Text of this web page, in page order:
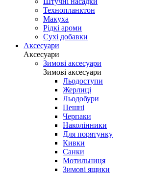
Технопланктон
Макуха
Рідкі ароми
Сухі добавки
Аксесуари
Аксесуари
Зимові аксесуари
Зимові аксесуари
Льодоступи
Жерлиці
Льодобури
Пешні
Черпаки
Наколінники
Для порятунку
Кивки
Санки
Мотильниця
Зимові ящики